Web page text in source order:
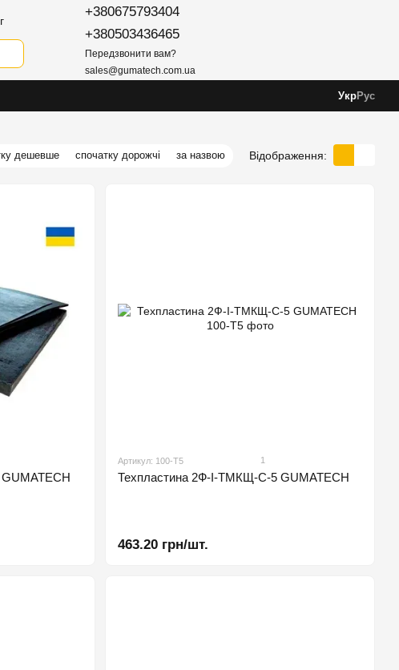
+380675793404
+380503436465
Передзвонити вам?
sales@gumatech.com.ua
УкрРус
дешевше спочатку дорожчі за назвою Відображення:
Артикул: 100-Т5 1
Техпластина 2Ф-І-ТМКЩ-С-5 GUMATECH
463.20 грн/шт.